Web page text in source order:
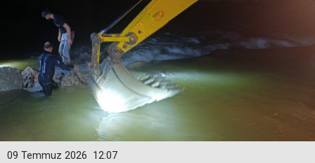
12:07
09 Temmuz 2026